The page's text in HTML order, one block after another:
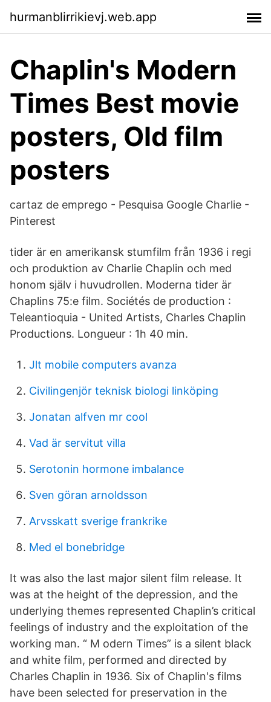
hurmanblirrikievj.web.app
Chaplin's Modern
Times Best movie
posters, Old film
posters
cartaz de emprego - Pesquisa Google Charlie -
Pinterest
tider är en amerikansk stumfilm från 1936 i regi
och produktion av Charlie Chaplin och med
honom själv i huvudrollen. Moderna tider är
Chaplins 75:e film. Sociétés de production :
Teleantioquia - United Artists, Charles Chaplin
Productions. Longueur : 1h 40 min.
Jlt mobile computers avanza
Civilingenjör teknisk biologi linköping
Jonatan alfven mr cool
Vad är servitut villa
Serotonin hormone imbalance
Sven göran arnoldsson
Arvsskatt sverige frankrike
Med el bonebridge
It was also the last major silent film release. It
was at the height of the depression, and the
underlying themes represented Chaplin’s critical
feelings of industry and the exploitation of the
working man. “ M odern Times” is a silent black
and white film, performed and directed by
Charles Chaplin in 1936. Six of Chaplin's films
have been selected for preservation in the